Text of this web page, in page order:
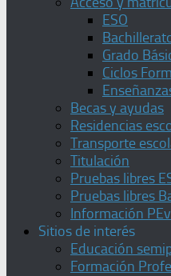
ESO
Grado
Ciclos
Becas y ayudas
Residencias
Transporte
Titulación
Pruebas libres
Pruebas libres
Información
Sitios de interés
Educación
Formación